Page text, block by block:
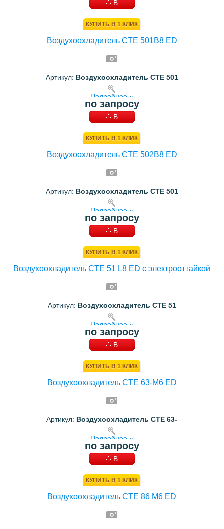
В
КУПИТЬ В 1 КЛИК
Воздухоохладитель CTE 501B8 ED
Артикул: Воздухоохладитель CTE 501
Подробнее »
по запросу
В
КУПИТЬ В 1 КЛИК
Воздухоохладитель CTE 502B8 ED
Артикул: Воздухоохладитель CTE 501
Подробнее »
по запросу
В
КУПИТЬ В 1 КЛИК
Воздухоохладитель CTE 51 L8 ED с электрооттайкой
Артикул: Воздухоохладитель CTE 51
Подробнее »
по запросу
В
КУПИТЬ В 1 КЛИК
Воздухоохладитель CTE 63-M6 ED
Артикул: Воздухоохладитель CTE 63-
Подробнее »
по запросу
В
КУПИТЬ В 1 КЛИК
Воздухоохладитель CTE 86 M6 ED